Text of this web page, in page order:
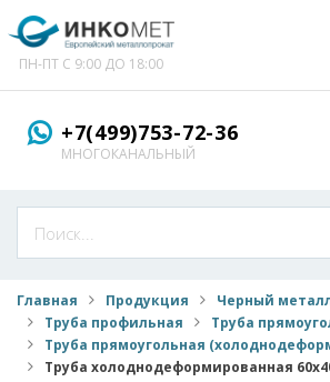
ПН-ПТ С 9:00 ДО 18:00
+7(499)753-72-36
МНОГОКАНАЛЬНЫЙ
Главная Продукция
Черный
Труба профильная
Труба
Труба прямоугольная
Труба холоднодеформированная